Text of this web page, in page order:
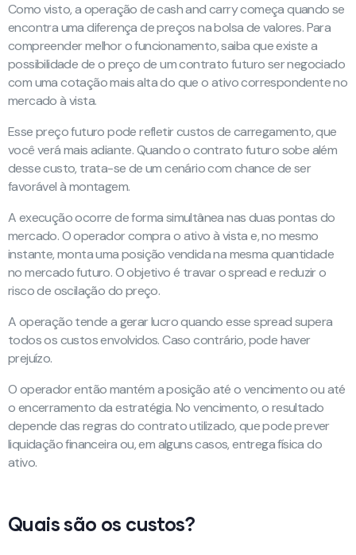
Como visto, a operação de cash and carry começa quando se
encontra uma diferença de preços na bolsa de valores. Para
compreender melhor o funcionamento, saiba que existe a
possibilidade de o preço de um contrato futuro ser negociado
com uma cotação mais alta do que o ativo correspondente no
mercado à vista.
Esse preço futuro pode refletir custos de carregamento, que
você verá mais adiante. Quando o contrato futuro sobe além
desse custo, trata-se de um cenário com chance de ser
favorável à montagem.
A execução ocorre de forma simultânea nas duas pontas do
mercado. O operador compra o ativo à vista e, no mesmo
instante, monta uma posição vendida na mesma quantidade
no mercado futuro. O objetivo é travar o spread e reduzir o
risco de oscilação do preço.
A operação tende a gerar lucro quando esse spread supera
todos os custos envolvidos. Caso contrário, pode haver
prejuízo.
O operador então mantém a posição até o vencimento ou até
o encerramento da estratégia. No vencimento, o resultado
depende das regras do contrato utilizado, que pode prever
liquidação financeira ou, em alguns casos, entrega física do
ativo.
Quais são os custos?